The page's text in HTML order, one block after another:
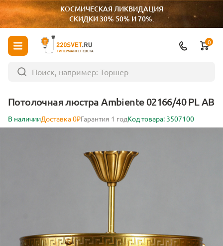
КОСМИЧЕСКАЯ ЛИКВИДАЦИЯ
СКИДКИ 30% 50% И 70%.
ГИПЕРМАРКЕТ СВЕТА
0
Потолочная люстра Ambiente 02166/40 PL AB
В наличииДоставка 0₽Гарантия 1 годКод товара: 3507100